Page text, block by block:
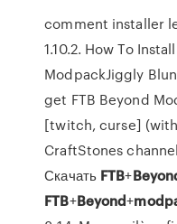
comment installer
1.10.2. How To
ModpackJiggly
get FTB Beyond
[twitch, curse]
CraftStones
Скачать FTB+
FTB+Beyond+